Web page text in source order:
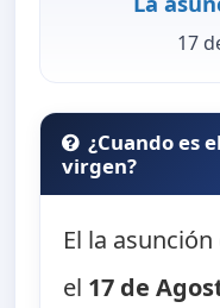
17
¿Cuando es
virgen?
El la
el 17 de